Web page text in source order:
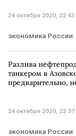
24 октября 2020, 22:43
экономика России
Энергетика
Разлива
танкером в
предварительно,
24 октября 2020, 22:37
экономика России